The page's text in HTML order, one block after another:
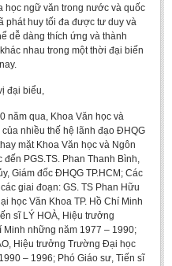
học ngữ văn trong nước và quốc
phát huy tối đa được tư duy và
dễ dàng thích ứng và thành
nhau trong một thời đại biến
đại biểu,
qua, Khoa Văn học và
nhiều thế hệ lãnh đạo ĐHQG
mặt Khoa Văn học và Ngôn
PGS.TS. Phan Thanh Bình,
Giám đốc ĐHQG TP.HCM; Các
giai đoạn: GS. TS Phan Hữu
học Văn Khoa TP. Hồ Chí Minh
sĩ LÝ HOÀ, Hiệu trưởng
những năm 1977 – 1990;
Hiệu trưởng Trường Đại học
– 1996; Phó Giáo sư, Tiến sĩ